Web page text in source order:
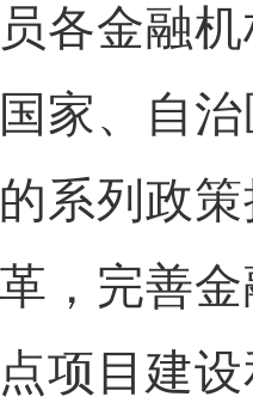
各金融
家、自
系列政
，完善
项目建